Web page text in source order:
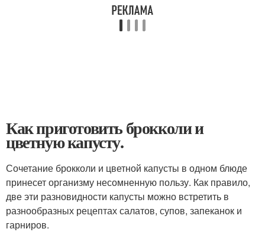
Как приготовить брокколи и
цветную капусту.
Сочетание брокколи и цветной капусты в одном блюде
принесет организму несомненную пользу. Как правило,
две эти разновидности капусты можно встретить в
разнообразных рецептах салатов, супов, запеканок и
гарниров.